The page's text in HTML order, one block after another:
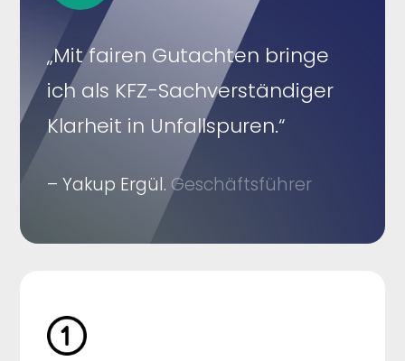
„Mit fairen Gutachten bringe
ich als KFZ-Sachverständiger
Klarheit in Unfallspuren.“
– Yakup Ergül. Geschäftsführer